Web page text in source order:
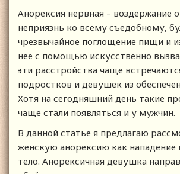
Анорексия нервная – воздержание
неприязнь ко всему съедобному,
чрезвычайное поглощение пищи и
нее с помощью искусственно
эти расстройства чаще
подростков и девушек из
Хотя на сегодняшний день такие
чаще стали появляться и у мужчин.
В данной статье я предлагаю
женскую анорексию как нападение
тело. Анорексичная девушка